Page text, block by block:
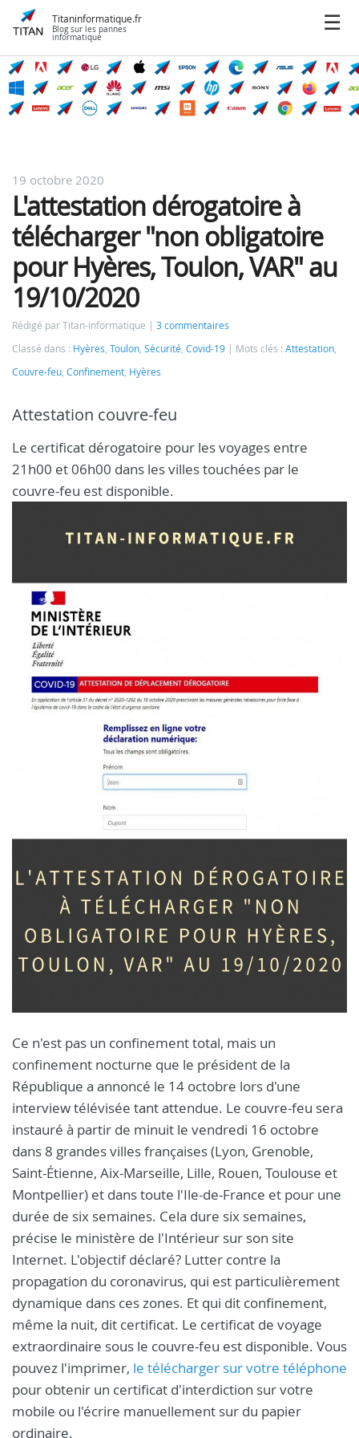
Titaninformatique.fr
Blog sur les pannes
informatique
19 octobre 2020
L'attestation dérogatoire à
télécharger "non obligatoire
pour Hyères, Toulon, VAR" au
19/10/2020
Rédigé par Titan-informatique
3 commentaires
Classé dans : Hyères, Toulon, Sécurité, Covid-19 Mots clés : Attestation,
Couvre-feu, Confinement, Hyères
Attestation couvre-feu
Le certificat dérogatoire pour les voyages entre
21h00 et 06h00 dans les villes touchées par le
couvre-feu est disponible.
Ce n'est pas un confinement total, mais un
confinement nocturne que le président de la
République a annoncé le 14 octobre lors d'une
interview télévisée tant attendue. Le couvre-feu sera
instauré à partir de minuit le vendredi 16 octobre
dans 8 grandes villes françaises (Lyon, Grenoble,
Saint-Étienne, Aix-Marseille, Lille, Rouen, Toulouse et
Montpellier) et dans toute l'Ile-de-France et pour une
durée de six semaines. Cela dure six semaines,
précise le ministère de l'Intérieur sur son site
Internet. L'objectif déclaré? Lutter contre la
propagation du coronavirus, qui est particulièrement
dynamique dans ces zones. Et qui dit confinement,
même la nuit, dit certificat. Le certificat de voyage
extraordinaire sous le couvre-feu est disponible. Vous
pouvez l'imprimer, le télécharger sur votre téléphone
pour obtenir un certificat d'interdiction sur votre
mobile ou l'écrire manuellement sur du papier
ordinaire.